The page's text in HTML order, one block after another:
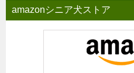
amazonシニア犬ストア